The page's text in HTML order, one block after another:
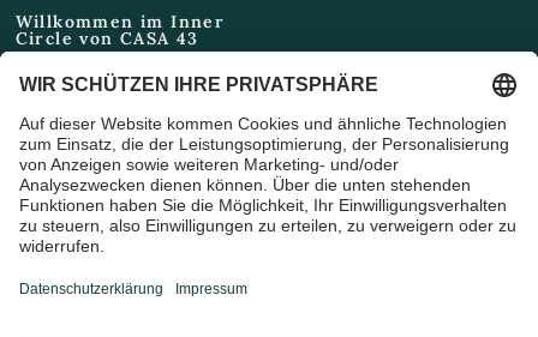
Willkommen im Inner
Circle von CASA 43
Email
Ich bin damit einverstanden,
Marketing-E-Mails und
Sonderangebote zu erhalten